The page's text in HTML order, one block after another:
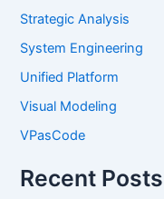
Strategic Analysis
System Engineering
Unified Platform
Visual Modeling
VPasCode
Recent Posts